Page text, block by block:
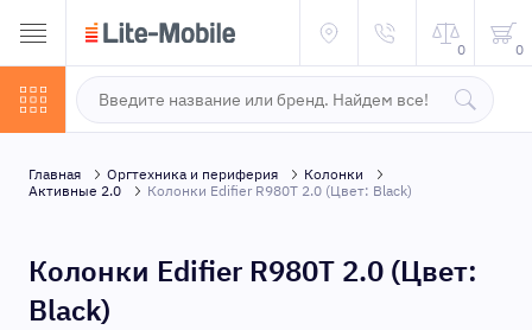
0 0
Главная Оргтехника и периферия
Колонки
Активные 2.0
Колонки Edifier R980T 2.0 (Цвет: Black)
Колонки Edifier R980T 2.0 (Цвет:
Black)